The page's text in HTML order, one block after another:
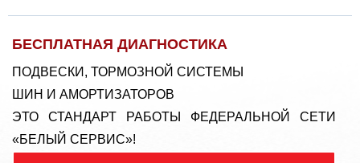
БЕСПЛАТНАЯ ДИАГНОСТИКА
ПОДВЕСКИ, ТОРМОЗНОЙ СИСТЕМЫ
ШИН И АМОРТИЗАТОРОВ
ЭТО СТАНДАРТ РАБОТЫ ФЕДЕРАЛЬНОЙ СЕТИ
«БЕЛЫЙ СЕРВИС»!